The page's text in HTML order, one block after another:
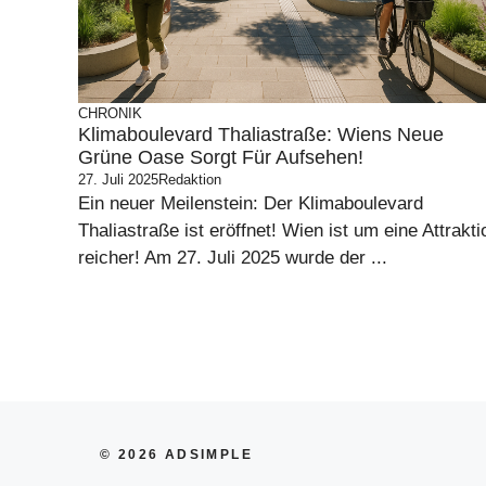
CHRONIK
Klimaboulevard Thaliastraße: Wiens Neue
Grüne Oase Sorgt Für Aufsehen!
27. Juli 2025Redaktion
Ein neuer Meilenstein: Der Klimaboulevard
Thaliastraße ist eröffnet! Wien ist um eine
reicher! Am 27. Juli 2025 wurde der ...
© 2026 ADSIMPLE